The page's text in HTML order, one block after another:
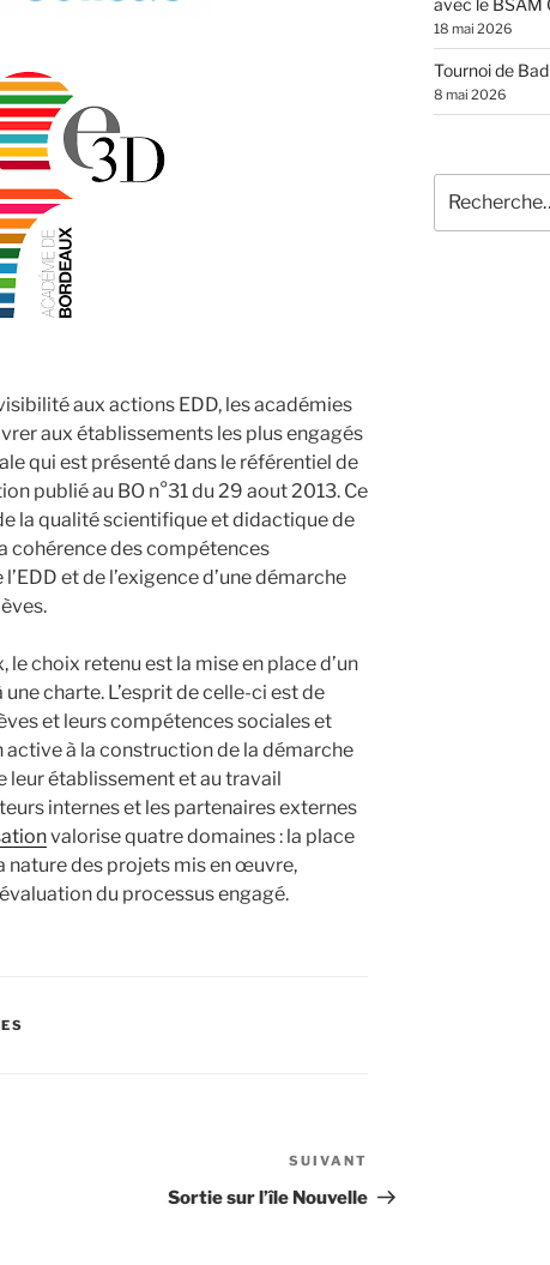
aux actions EDD, les académies
aux établissements les plus engagés
qui est présenté dans le référentiel de
publié au BO n°31 du 29 aout 2013. Ce
la qualité scientifique et didactique de
cohérence des compétences
et de l’exigence d’une démarche
le choix retenu est la mise en place d’un
charte. L’esprit de celle-ci est de
et leurs compétences sociales et
à la construction de la démarche
établissement et au travail
internes et les partenaires externes
valorise quatre domaines : la place
nature des projets mis en œuvre,
du processus engagé.
suivant
SUIVANT
Sortie sur l’île Nouvelle
avec le BSAM
18 mai 2026
Tournoi de
8 mai 2026
pour
: